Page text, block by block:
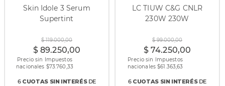
Skin Idole 3 Serum
Supertint
$ 119.000,00
$ 89.250,00
Precio sin Impuestos
nacionales $73.760,33
6CUOTAS SIN INTERÉSDE
LC TIUW C&G CNLR
230W 230W
$ 99.000,00
$ 74.250,00
Precio sin Impuestos
nacionales $61.363,63
6CUOTAS SIN INTERÉSDE